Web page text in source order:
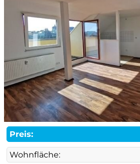
Preis:
Wohnfläche: